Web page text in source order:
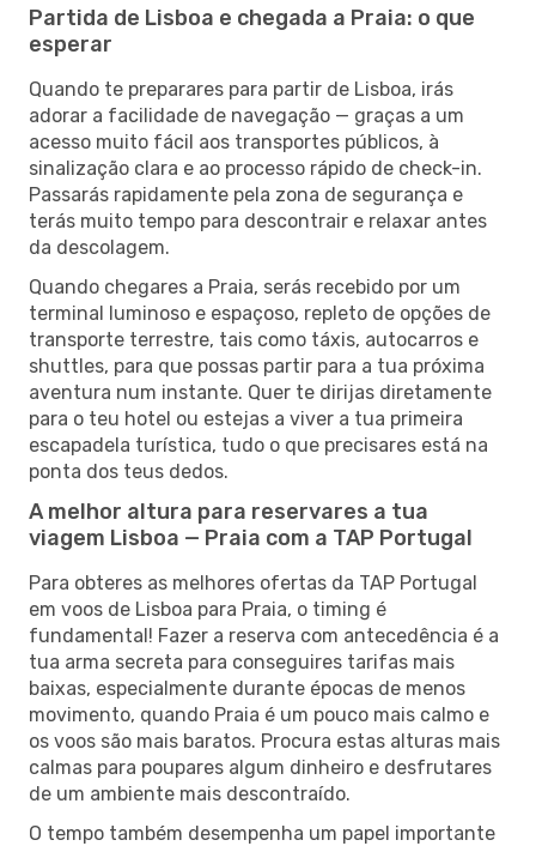
Partida de Lisboa e chegada a Praia: o que
esperar
Quando te preparares para partir de Lisboa, irás
adorar a facilidade de navegação — graças a um
acesso muito fácil aos transportes públicos, à
sinalização clara e ao processo rápido de check-in.
Passarás rapidamente pela zona de segurança e
terás muito tempo para descontrair e relaxar antes
da descolagem.
Quando chegares a Praia, serás recebido por um
terminal luminoso e espaçoso, repleto de opções de
transporte terrestre, tais como táxis, autocarros e
shuttles, para que possas partir para a tua próxima
aventura num instante. Quer te dirijas diretamente
para o teu hotel ou estejas a viver a tua primeira
escapadela turística, tudo o que precisares está na
ponta dos teus dedos.
A melhor altura para reservares a tua
viagem Lisboa — Praia com a TAP Portugal
Para obteres as melhores ofertas da TAP Portugal
em voos de Lisboa para Praia, o timing é
fundamental! Fazer a reserva com antecedência é a
tua arma secreta para conseguires tarifas mais
baixas, especialmente durante épocas de menos
movimento, quando Praia é um pouco mais calmo e
os voos são mais baratos. Procura estas alturas mais
calmas para poupares algum dinheiro e desfrutares
de um ambiente mais descontraído.
O tempo também desempenha um papel importante